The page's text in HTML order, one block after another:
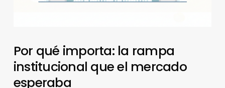
Por qué importa: la rampa
institucional que el mercado
esperaba